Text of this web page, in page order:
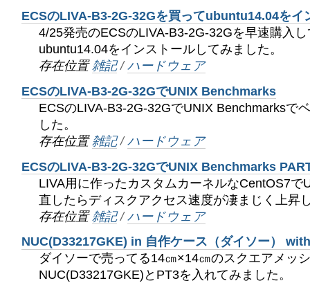
ECSのLIVA-B3-2G-32Gを買ってubuntu14.04をイ
4/25発売のECSのLIVA-B3-2G-32Gを早速購入
ubuntu14.04をインストールしてみました。
存在位置 雑記 /ハードウェア
ECSのLIVA-B3-2G-32GでUNIX Benchmarks
ECSのLIVA-B3-2G-32GでUNIX Benchmarksで
した。
存在位置 雑記 /ハードウェア
ECSのLIVA-B3-2G-32GでUNIX Benchmarks
LIVA用に作ったカスタムカーネルなCentOS7で
直したらディスクアクセス速度が凄まじく上昇
存在位置 雑記 /ハードウェア
NUC(D33217GKE) in 自作ケース（ダイソー）
ダイソーで売ってる14㎝×14㎝のスクエアメッ
NUC(D33217GKE)とPT3を入れてみました。